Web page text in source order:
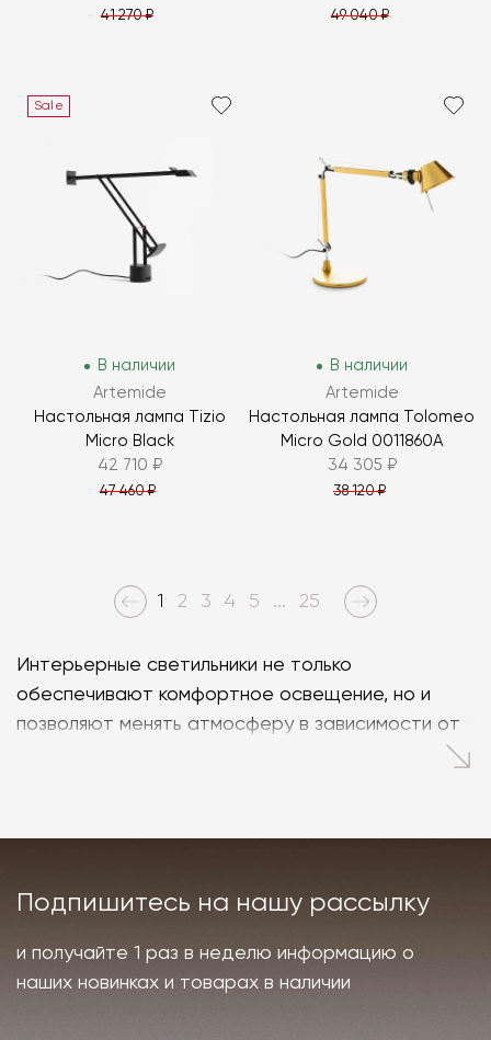
41 270 ₽ 49 040 ₽
Sale
В наличии
Artemide
Настольная лампа Tizio
Micro Black
42 710 ₽
47 460 ₽
В наличии
Artemide
Настольная лампа Tolomeo
Micro Gold 0011860A
34 305 ₽
38 120 ₽
1 2 3 4 5 ... 25
Интерьерные cветильники не только
обеспечивают комфортное освещение, но и
позволяют менять атмосферу в зависимости от
современного дома, квартиры, ресторана или
европейских брендов, что гарантирует
безопасность при использовании и
Подпишитесь на нашу рассылку
и получайте 1 раз в неделю информацию о
наших новинках и товарах в наличии